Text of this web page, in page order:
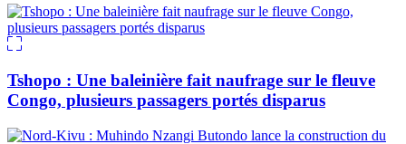
Tshopo : Une baleinière fait naufrage sur le fleuve
Congo, plusieurs passagers portés disparus